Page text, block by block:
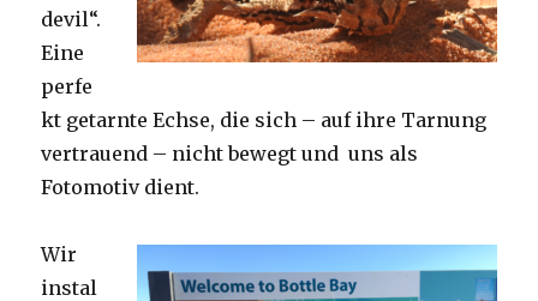
devil“.
Eine
perfe
kt getarnte Echse, die sich – auf ihre Tarnung
vertrauend – nicht bewegt und uns als
Fotomotiv dient.
Wir
instal